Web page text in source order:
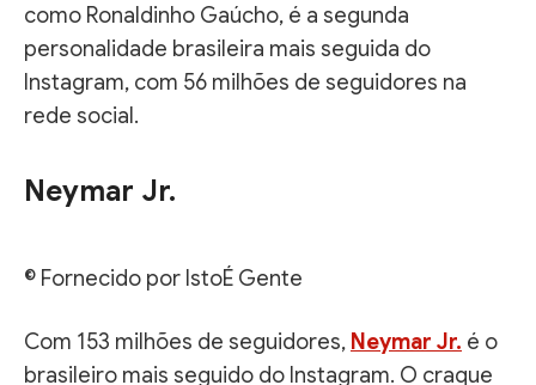
como Ronaldinho Gaúcho, é a segunda
personalidade brasileira mais seguida do
Instagram, com 56 milhões de seguidores na
rede social.
Neymar Jr.
© Fornecido por IstoÉ Gente
Com 153 milhões de seguidores, Neymar Jr. é o
brasileiro mais seguido do Instagram. O craque